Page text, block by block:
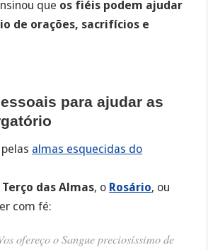
que os fiéis podem ajudar
de orações, sacrifícios e
para ajudar as
almas esquecidas do
Terço das Almas, o Rosário, ou
com fé:
ofereço o Sangue preciosíssimo de